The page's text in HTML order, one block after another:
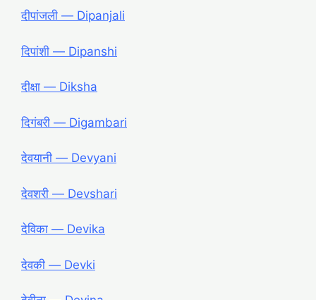
दीपांजली ― Dipanjali
दिपांशी ― Dipanshi
दीक्षा ― Diksha
दिगंबरी ― Digambari
देवयानी ― Devyani
देवशरी ― Devshari
देविका ― Devika
देवकी ― Devki